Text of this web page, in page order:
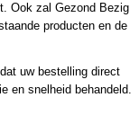
Ook zal Gezond Bezig
producten en de
uw bestelling direct
en snelheid behandeld.